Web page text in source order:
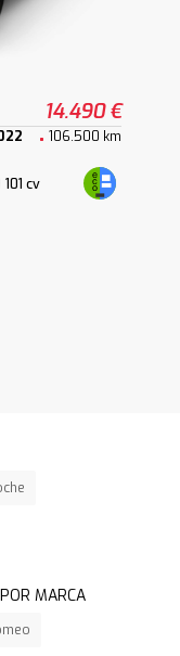
14.490 €
106.500 km
101 cv
MARCA